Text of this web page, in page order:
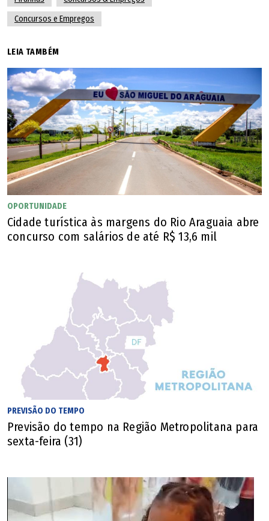
Concursos e Empregos
LEIA TAMBÉM
OPORTUNIDADE
Cidade turística às margens do Rio Araguaia abre
concurso com salários de até R$ 13,6 mil
PREVISÃO DO TEMPO
Previsão do tempo na Região Metropolitana para
sexta-feira (31)